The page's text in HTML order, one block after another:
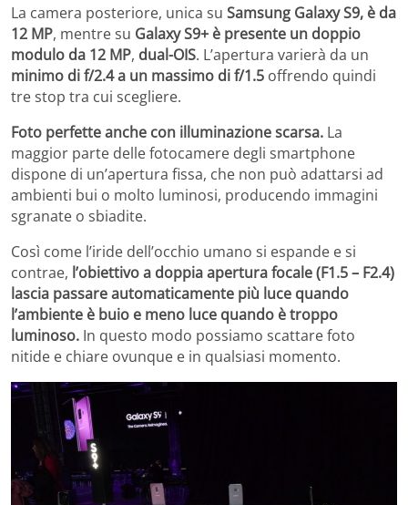
La camera posteriore, unica su Samsung Galaxy S9, è da
12 MP, mentre su Galaxy S9+ è presente un doppio
modulo da 12 MP, dual-OIS. L’apertura varierà da un
minimo di f/2.4 a un massimo di f/1.5 offrendo quindi
tre stop tra cui scegliere.
Foto perfette anche con illuminazione scarsa. La
maggior parte delle fotocamere degli smartphone
dispone di un’apertura fissa, che non può adattarsi ad
ambienti bui o molto luminosi, producendo immagini
sgranate o sbiadite.
Così come l’iride dell’occhio umano si espande e si
contrae, l’obiettivo a doppia apertura focale (F1.5 – F2.4)
lascia passare automaticamente più luce quando
l’ambiente è buio e meno luce quando è troppo
luminoso. In questo modo possiamo scattare foto
nitide e chiare ovunque e in qualsiasi momento.